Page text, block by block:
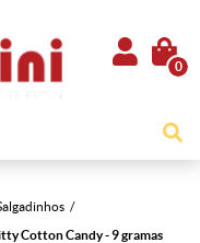
0
Cotton Candy - 9 gramas